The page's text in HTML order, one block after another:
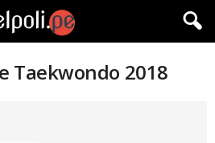
Taekwondo 2018